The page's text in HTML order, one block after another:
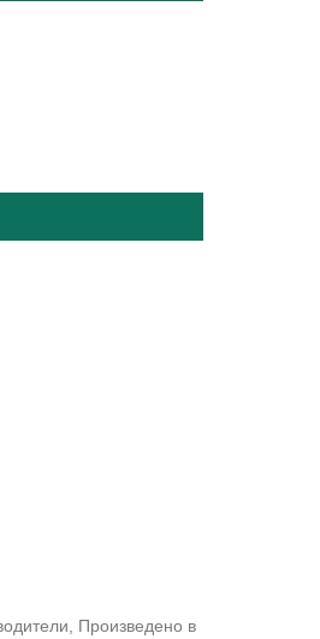
Произведено в